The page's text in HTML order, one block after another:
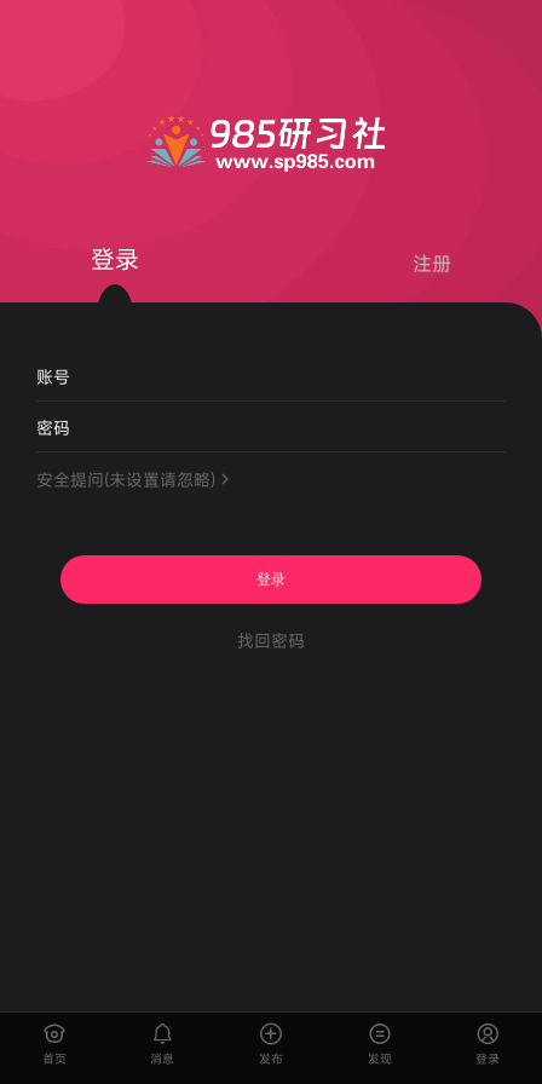
登录 注册
账号
密码
安全提问(未设置请忽略)
登录
找回密码
首页 消息 发布 发现 登录